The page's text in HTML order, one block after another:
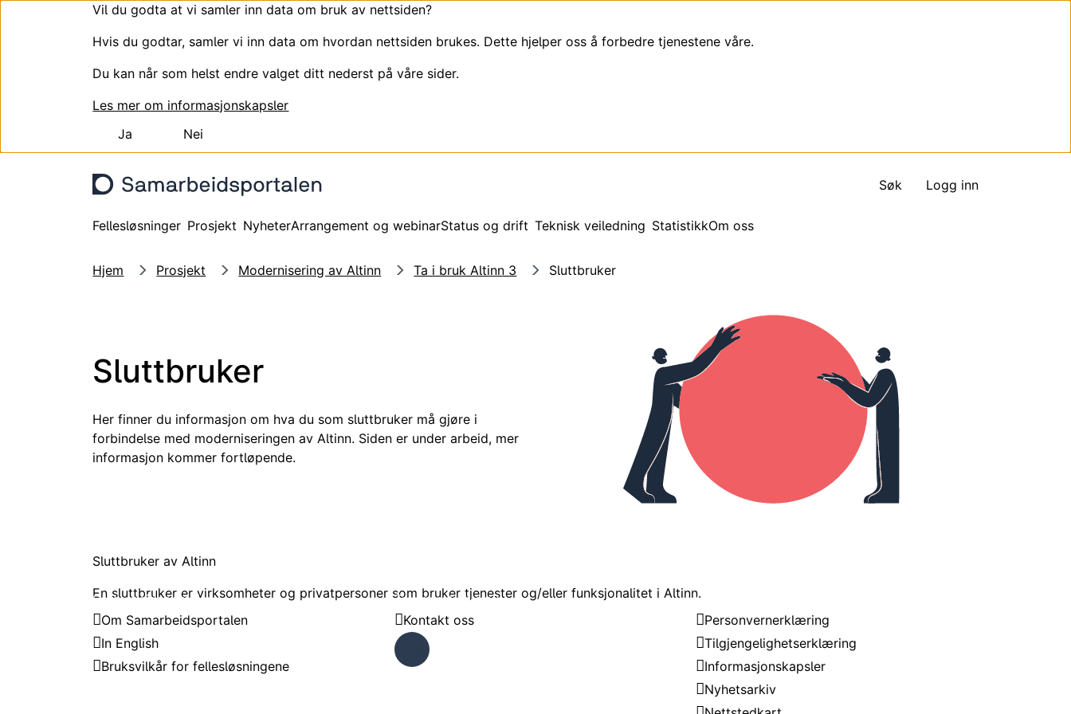
Vil du godta at vi samler inn data om bruk av nettsiden?
Hvis du godtar, samler vi inn data om hvordan nettsiden brukes. Dette hjelper oss å forbedre tjenestene våre.
Du kan når som helst endre valget ditt nederst på våre sider.
Les mer om informasjonskapsler
Ja
Nei
Søk
Logg inn
Fellesløsninger Prosjekt NyheterArrangement og webinarStatus og drift Teknisk veiledning StatistikkOm oss
Hjem Prosjekt Modernisering av Altinn Ta i bruk Altinn 3 Sluttbruker
Sluttbruker
Her finner du informasjon om hva du som sluttbruker må gjøre i
forbindelse med moderniseringen av Altinn. Siden er under arbeid, mer
informasjon kommer fortløpende.
Her finner du informasjon om hva du som sluttbruker må gjøre i forbindelse med moderniseringen av Altinn. Siden er under arbeid, mer informasjon kommer fortløpende.
Sluttbruker av Altinn
En sluttbruker er virksomheter og privatpersoner som bruker tjenester og/eller funksjonalitet i Altinn.
Samarbeidsportalen
Om Samarbeidsportalen
In English
Bruksvilkår for fellesløsningene
Trenger du hjelp?
Kontakt oss
Faceb
Om nettstedet
Personvernerklæring
Tilgjengelighetserklæring
Informasjonskapsler
Nyhetsarkiv